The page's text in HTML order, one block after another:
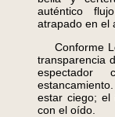
auténtico
atrapado en el
Conforme
transparencia
espectador
estar ciego; el
con el oído.